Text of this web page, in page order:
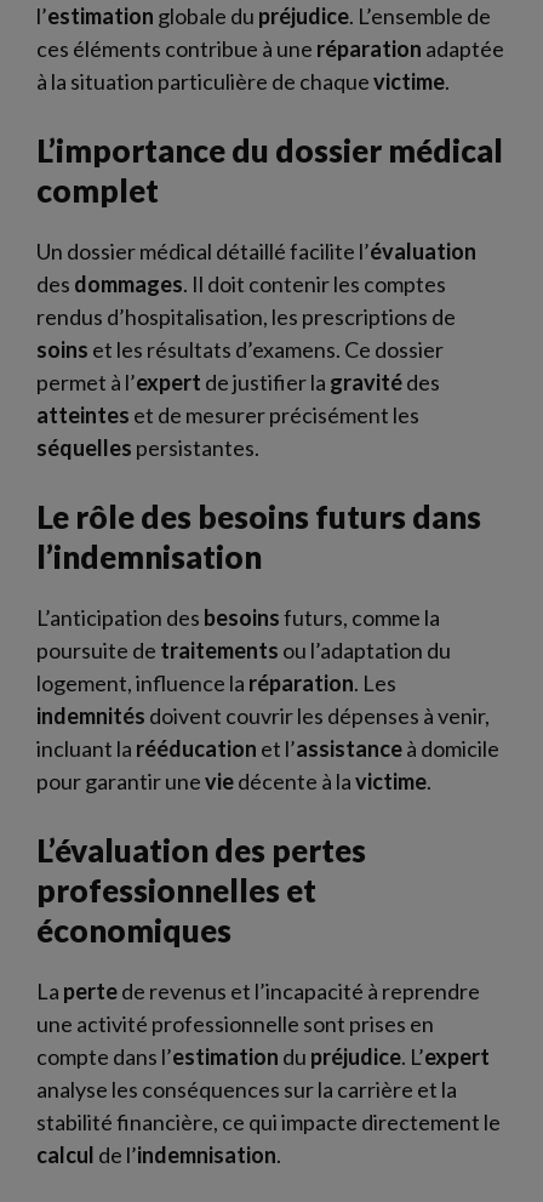
l’estimation globale du préjudice. L’ensemble de
ces éléments contribue à une réparation adaptée
à la situation particulière de chaquevictime.
L’importance du dossier médical
complet
Un dossier médical détaillé facilite l’évaluation
des dommages. Il doit contenir les comptes
rendus d’hospitalisation, les prescriptions de
soins et les résultats d’examens. Ce dossier
permet à l’expert de justifier la gravitédes
atteintes et de mesurer précisément les
séquelles persistantes.
Le rôle des besoins futurs dans
l’indemnisation
L’anticipation des besoinsfuturs, comme la
poursuite de traitements ou l’adaptation du
logement, influence la réparation. Les
indemnités doivent couvrir les dépenses à venir,
incluant la rééducation et l’assistanceà domicile
pour garantir uneviedécente à lavictime.
L’évaluation des pertes
professionnelles et
économiques
La pertede revenus et l’incapacité à reprendre
une activité professionnelle sont prises en
compte dans l’estimation du préjudice. L’expert
analyse les conséquences sur la carrière et la
stabilité financière, ce qui impacte directement le
calcul de l’indemnisation.